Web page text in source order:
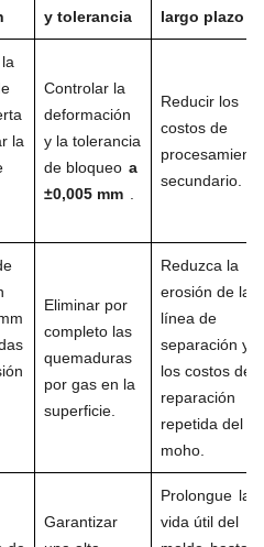
y tolerancia
largo plazo
la
Controlar la
deformación
y la tolerancia
de bloqueo a
±0,005 mm
Reducir los
costos de
procesamiento
secundario.
Eliminar por
completo las
quemaduras
por gas en la
superficie.
Reduzca la
erosión de la
línea de
separación y
los costos de
reparación
repetida del
moho.
Garantizar
Prolongue la
vida útil del